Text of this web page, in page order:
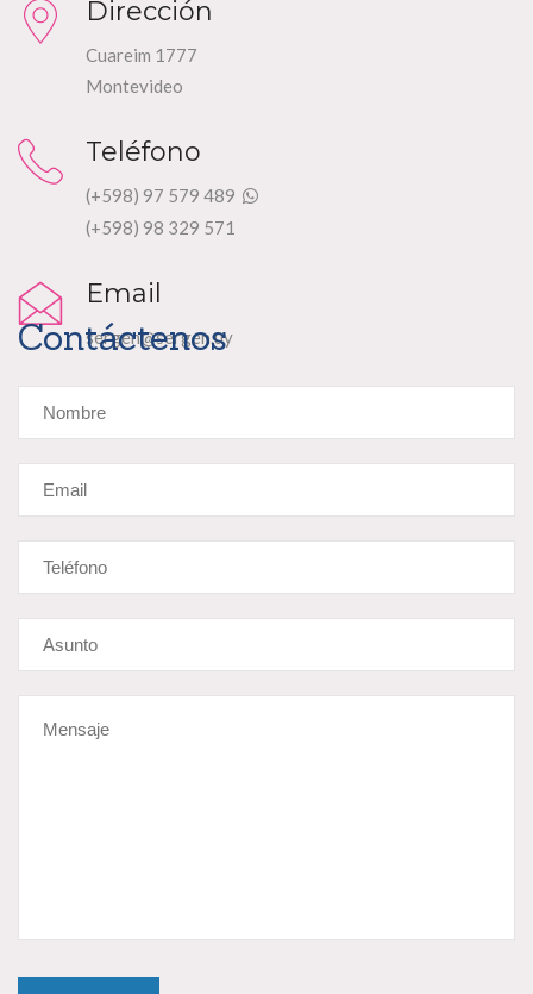
Dirección
Cuareim 1777
Montevideo
Teléfono
(+598) 97 579 489
(+598) 98 329 571
Email
sergen@sergen.uy
Contáctenos